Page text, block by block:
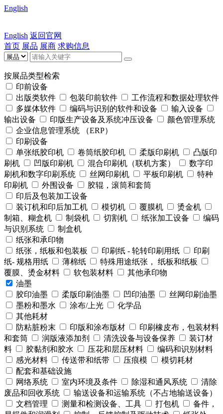
English
English 返回官网
首页 展品 展商 求购信息
按展品类型检索
印前设备
出版类软件
包装印前软件
工作流程和数据处理软件
多媒体软件
编码与识别的软件和设备
输入设备
输出设备
印版生产设备及系统冲压设备
颜色管理系统
企业信息管理系统 （ERP）
印刷设备
单张纸胶印机
卷筒纸胶印机 柔版印刷机
凸版印
刷机
凹版印刷机 混合印刷机（联机方案）
数字印
刷机和数字印刷系统
丝网印刷机 平板印刷机
特种
印刷机
外围设备
胶辊，滚筒和套筒
印后及包装加工设备
装订机和印后加工机
模切机 覆膜机
烫金机
制箱、糊盒机
制袋机 切割机 纸张加工设备
编码
与识别系统
制盒机
纸张和承印物
纸张，纸板和包装板
印刷纸 - 轮转印刷用纸
印刷
纸- 规格用纸
薄棉纸
特殊用途纸张， 纸板和纸板
覆膜、烫金材料
软包装材料
其他承印物
油墨
胶印油墨
柔版印刷油墨 凹印油墨
丝网印刷油墨
墨粉和墨水
涂布/上光
化学品
其他耗材
防粘脏粉末
印版和涂布版材
印刷橡皮布，包装材料
和套筒
润版液添加剂 清洗设备与设备保养
装订材
料
胶黏剂和胶水 压花和层压材料
编码和识别材料
感光材料
传送带和纸带 压痕模
模切耗材
配套和基础设施
网络系统
室内环境及条件 除湿和通风系统
清除
废品和回收系统
输送设备和运输系统（不占地输送设备）
文档管理
测量和检测设备、工具 打包机
备件，